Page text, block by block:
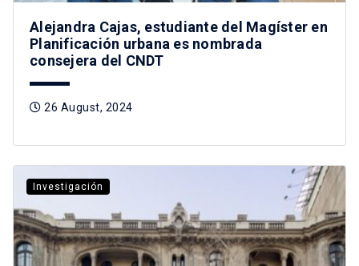
Alejandra Cajas, estudiante del Magíster en
Planificación urbana es nombrada
consejera del CNDT
26 August, 2024
Investigación